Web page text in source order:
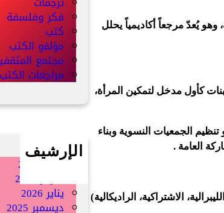
الكتاب عن مكتبة الملك فهد الوطنية ويضم 286 صفحة، وهو يُعدّ مرجعاً أكاديمياً يحلل
تعليم البنات كأول مدخل لتمكين المرأة،
المرحلة الثانية (منتصف القرن ٢٠) تحولاً نحو تنظيم الجمعيات النسوية وبناء
العامة .
الاشتراكية، الراديكالية)
فكر وفلسفة
كتب
مؤلفو الكتب
مجتمع
مراجعات
الإرشيف
أبريل 2026
يناير 2026
ديسمبر 2025